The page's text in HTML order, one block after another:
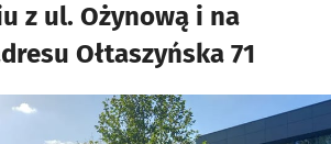
z ul. Ożynową i na
Ołtaszyńska 71